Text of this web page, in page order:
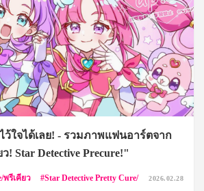
ว้ใจได้เลย! - รวมภาพแฟนอาร์ตจาก
Star Detective Precure!"
พรีเคียว
Star Detective Pretty Cure/
2026.02.28